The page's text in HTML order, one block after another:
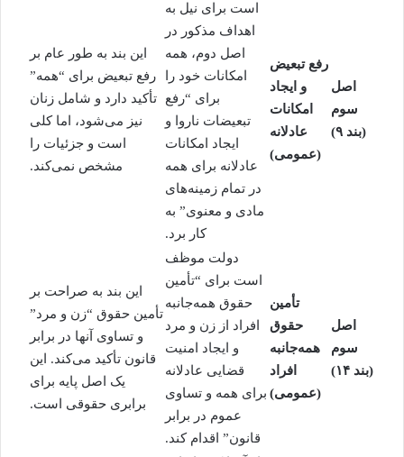
اصل
سوم
(بند ۹)
رفع تبعیض
و ایجاد
امکانات
عادلانه
(عمومی)
است برای نیل به
اهداف مذکور در
اصل دوم، همه
امکانات خود را
برای “رفع
تبعیضات ناروا و
ایجاد امکانات
عادلانه برای همه
در تمام زمینه‌های
مادی و معنوی” به
کار برد.
این بند به طور عام بر
رفع تبعیض برای “همه”
تأکید دارد و شامل زنان
نیز می‌شود، اما کلی
است و جزئیات را
مشخص نمی‌کند.
اصل
سوم
(بند ۱۴)
تأمین
حقوق
همه‌جانبه
افراد
(عمومی)
دولت موظف
است برای “تأمین
حقوق همه‌جانبه
افراد از زن و مرد
و ایجاد امنیت
قضایی عادلانه
برای همه و تساوی
عموم در برابر
قانون” اقدام کند.
این بند به صراحت بر
تأمین حقوق “زن و مرد”
و تساوی آنها در برابر
قانون تأکید می‌کند. این
یک اصل پایه برای
برابری حقوقی است.